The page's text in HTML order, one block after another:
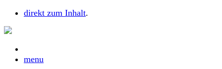
direkt zum Inhalt.
menu